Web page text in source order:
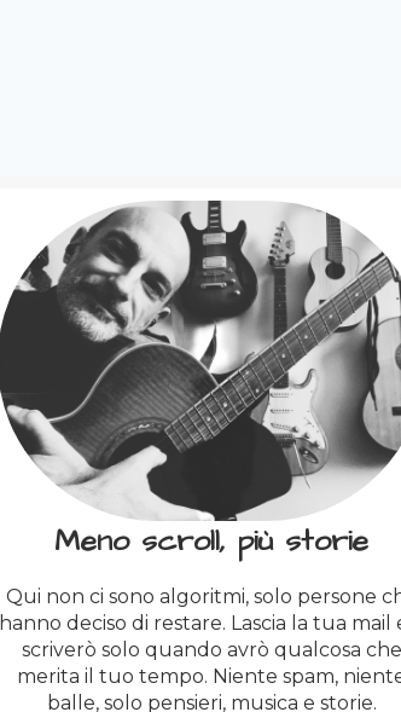
Meno scroll, più storie
Qui non ci sono algoritmi, solo persone
hanno deciso di restare. Lascia la tua mail
scriverò solo quando avrò qualcosa che
merita il tuo tempo. Niente spam,
balle, solo pensieri, musica e storie.